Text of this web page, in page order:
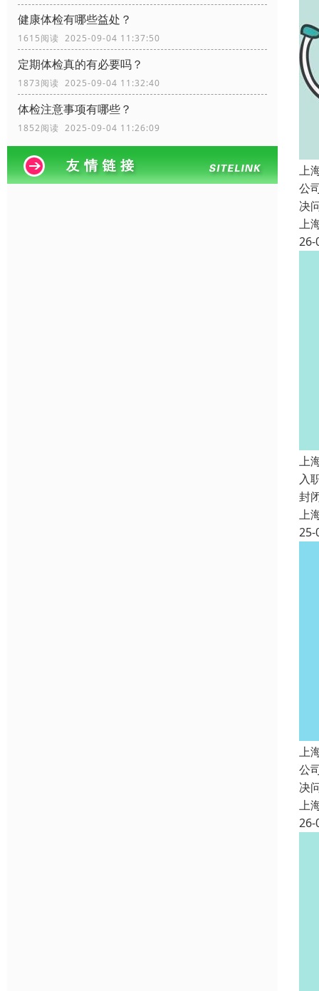
健康体检有哪些益处？
1615阅读 2025-09-04 11:37:50
定期体检真的有必要吗？
1873阅读 2025-09-04 11:32:40
体检注意事项有哪些？
1852阅读 2025-09-04 11:26:09
上
公
决
上
26-
上
入
封
上
25-
上
公
决
上
26-